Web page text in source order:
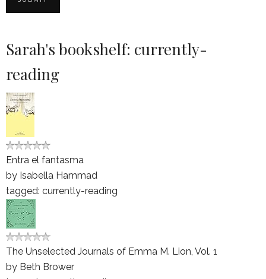
Sarah's bookshelf: currently-
reading
Entra el fantasma
by Isabella Hammad
tagged: currently-reading
The Unselected Journals of Emma M. Lion, Vol. 1
by Beth Brower